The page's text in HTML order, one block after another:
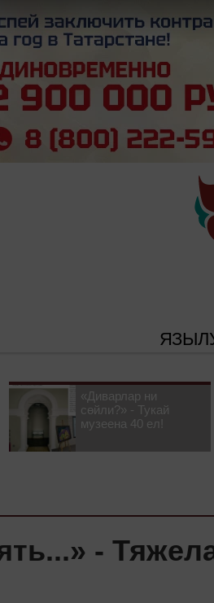
«Диварлар ни
сөйли?» - Тукай
музеена 40 ел!
-